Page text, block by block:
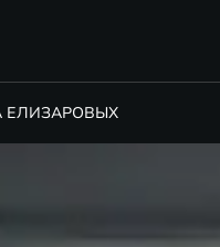
ЕЛИЗАРОВЫХ